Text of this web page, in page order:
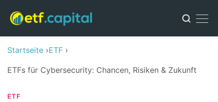
Startseite ETF
ETFs für Cybersecurity: Chancen, Risiken & Zukunft
ETF